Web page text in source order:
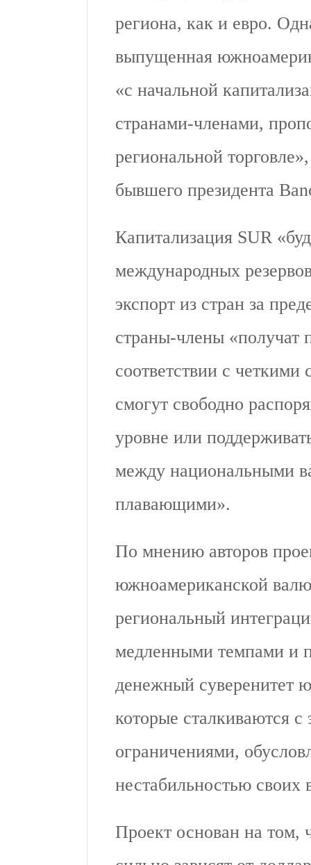
региона, как и евро.
выпущенная
«с начальной
странами-членами,
региональной
бывшего президента
Капитализация SUR
международных
экспорт из стран за
страны-члены «получат
соответствии с
смогут свободно
уровне или
между национальными
плавающими».
По мнению авторов
южноамериканской
региональный
медленными темпами и
денежный суверенитет
которые сталкиваются
ограничениями,
нестабильностью своих
Проект основан на том,